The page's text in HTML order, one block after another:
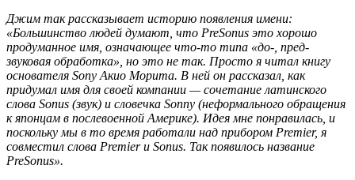
Джим так рассказывает историю появления имени:
«Большинство людей думают, что PreSonus это хорошо
продуманное имя, означающее что-то типа «до-, пред-
звуковая обработка», но это не так. Просто я читал книгу
основателя Sony Акио Морита. В ней он рассказал, как
придумал имя для своей компании — сочетание латинского
слова Sonus (звук) и словечка Sonny (неформального обращения
к японцам в послевоенной Америке). Идея мне понравилась, и
поскольку мы в то время работали над прибором Premier, я
совместил слова Premier и Sonus. Так появилось название
PreSonus».